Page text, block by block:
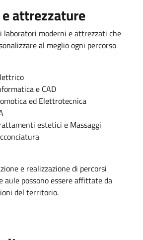
attrezzature
laboratori moderni e attrezzati che
al meglio ogni percorso
e CAD
ed Elettrotecnica
estetici e Massaggi
e realizzazione di percorsi
possono essere affittate da
del territorio.